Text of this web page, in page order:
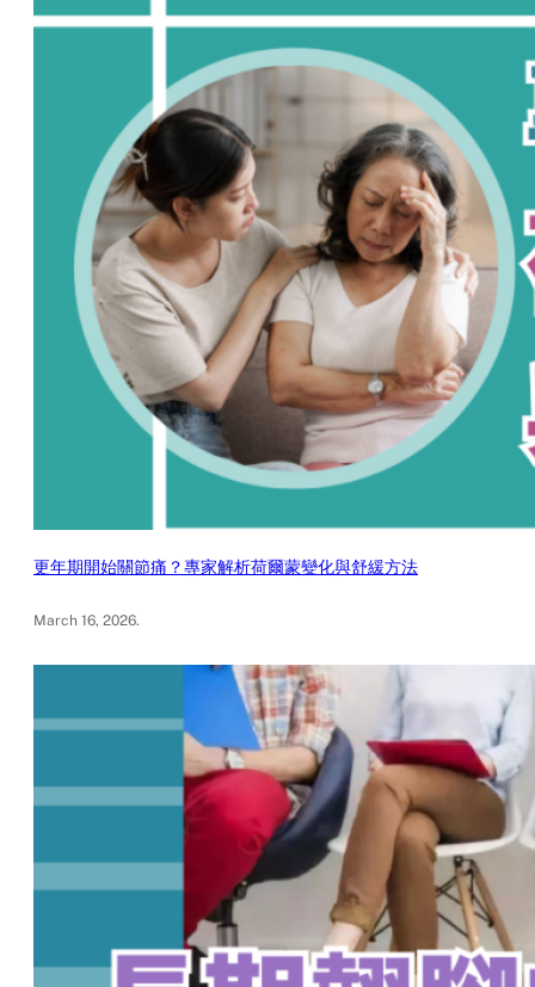
更年期開始關節痛？專家解析荷爾蒙變化與舒緩方法
March 16, 2026.